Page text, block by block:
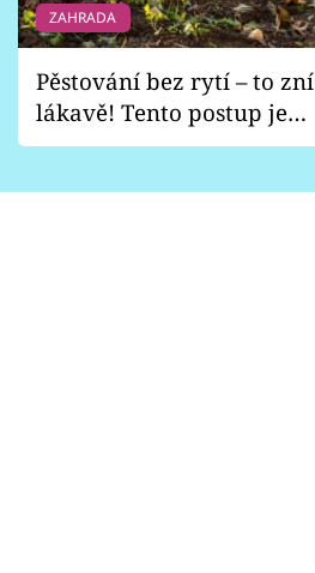
ZAHRADA
Pěstování bez rytí – to zní
lákavě! Tento postup je
vhodný jen pro některé